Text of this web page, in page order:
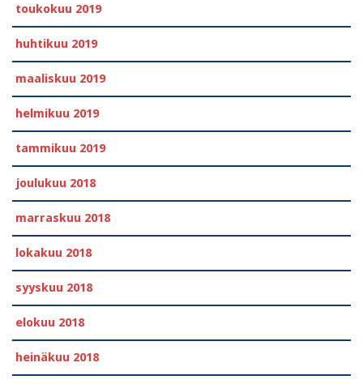
toukokuu 2019
huhtikuu 2019
maaliskuu 2019
helmikuu 2019
tammikuu 2019
joulukuu 2018
marraskuu 2018
lokakuu 2018
syyskuu 2018
elokuu 2018
heinäkuu 2018